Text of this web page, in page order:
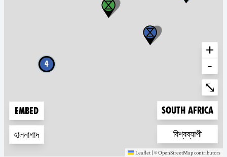
4
Embed
হালনাগাদ
+
-
⤡
Zoom to
South Africa
Zoom to
বিশ্বব্যাপী
Leaflet | ©OpenStreetMapcontributors